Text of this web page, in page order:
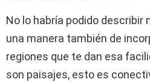
No lo habría podido describir
una manera también de
regiones que te dan esa
son paisajes, esto es